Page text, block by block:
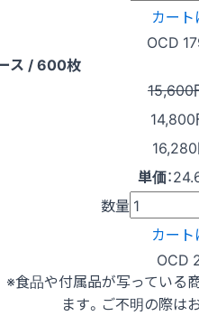
カー
OCD
ス / 600枚
15,600
14,800
単価：
数量
カー
OCD
※食品や付属品が写っている
ます。ご不明の際は